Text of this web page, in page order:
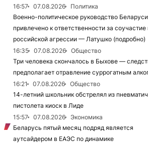
16:57 07.08.2026
Политика
Военно-политическое руководство
привлечено к ответственности за соучастие
российской агрессии — Латушко (подробно)
16:35
07.08.2026
Общество
Три человека скончалось в Быхове —
предполагает отравление суррогатным
16:21
07.08.2026
Общество
14-летний школьник обстрелял из
пистолета киоск в Лиде
15:57
07.08.2026
Экономика
Беларусь пятый месяц подряд является
аутсайдером в ЕАЭС по динамике